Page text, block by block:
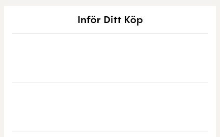
Inför Ditt Köp